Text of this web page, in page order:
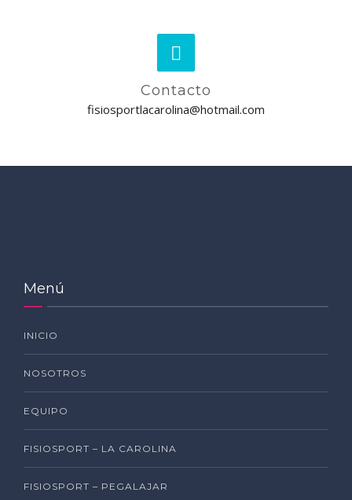
Contacto
fisiosportlacarolina@hotmail.com
Menú
INICIO
NOSOTROS
EQUIPO
FISIOSPORT – LA CAROLINA
FISIOSPORT – PEGALAJAR